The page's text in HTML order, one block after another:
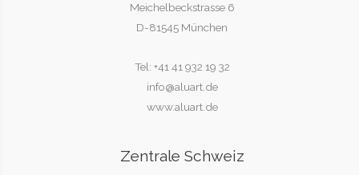
Meichelbeckstrasse 6
D-81545 München
Tel: +41 41 932 19 32
info@aluart.de
www.aluart.de
Zentrale Schweiz